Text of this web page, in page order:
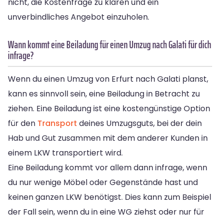
unverbindliches Angebot einzuholen.
Wann kommt eine Beiladung für einen Umzug nach Galati für dich
infrage?
Wenn du einen Umzug von Erfurt nach Galati planst,
kann es sinnvoll sein, eine Beiladung in Betracht zu
ziehen. Eine Beiladung ist eine kostengünstige Option
für den Transport deines Umzugsguts, bei der dein
Hab und Gut zusammen mit dem anderer Kunden in
einem LKW transportiert wird.
Eine Beiladung kommt vor allem dann infrage, wenn
du nur wenige Möbel oder Gegenstände hast und
keinen ganzen LKW benötigst. Dies kann zum Beispiel
der Fall sein, wenn du in eine WG ziehst oder nur für